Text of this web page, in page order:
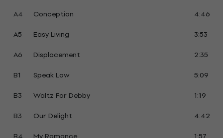
A4
Conception
4:46
A5
Easy Living
3:53
A6
Displacement
2:35
B1
Speak Low
5:09
B3
Waltz For Debby
1:19
B3
Our Delight
4:42